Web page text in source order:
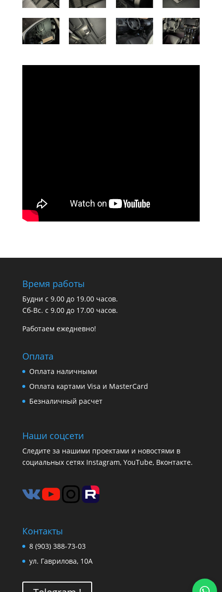
Время работы
Будни с 9.00 до 19.00 часов.
Сб-Вс. с 9.00 до 17.00 часов.
Работаем ежедневно!
Оплата
Оплата наличными
Оплата картами Visa и MasterCard
Безналичный расчет
Наши соцсети
Следите за нашими проектами и новостями в
социальных сетях Instagram, YouTube, Вконтакте.
Контакты
8 (903) 388-73-03
ул. Гаврилова, 10А